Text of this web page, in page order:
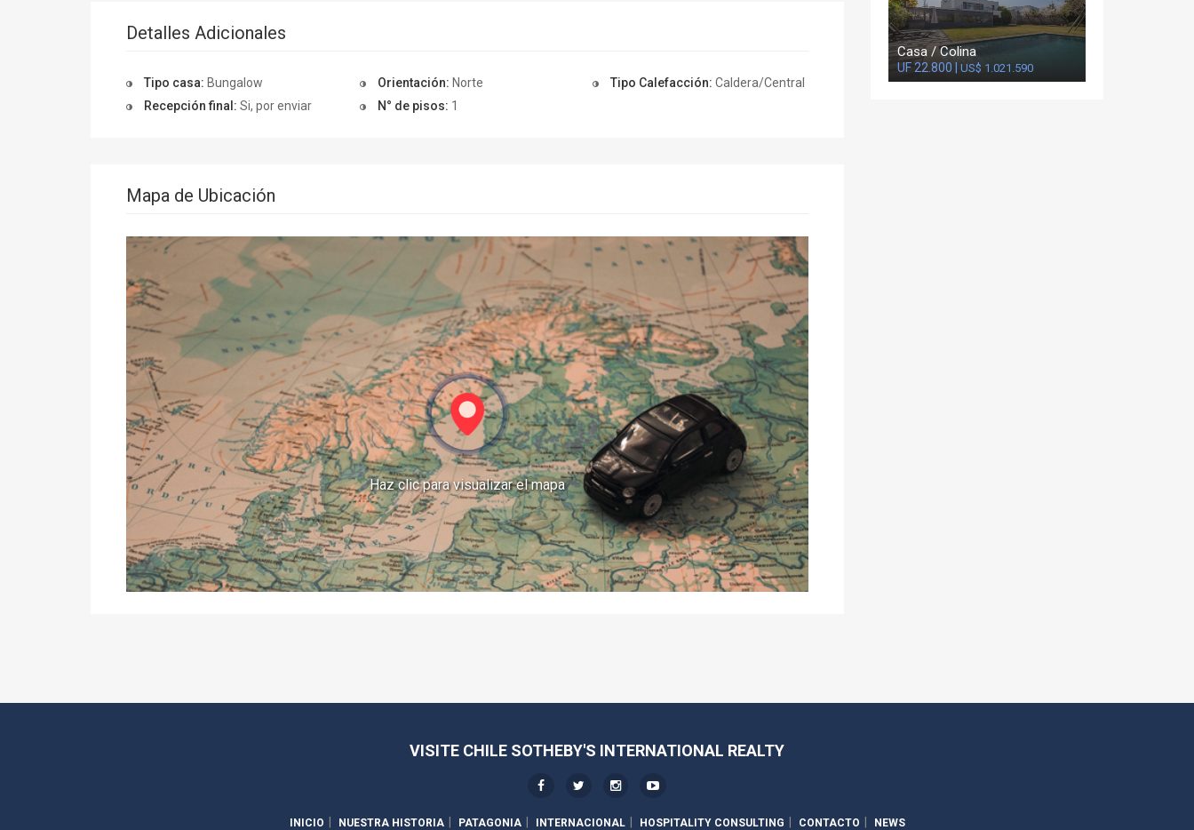
Detalles Adicionales
Tipo casa: Bungalow
Recepción final: Si, por enviar
Orientación: Norte
N° de pisos: 1
Tipo Calefacción: Caldera/Central
Mapa de Ubicación
Haz clic para visualizar el mapa
Casa / Colina
UF 22.800 | US$ 1.021.590
VISITE CHILE SOTHEBY'S INTERNATIONAL REALTY
INICIO NUESTRA HISTORIA PATAGONIA INTERNACIONAL HOSPITALITY CONSULTING CONTACTO NEWS